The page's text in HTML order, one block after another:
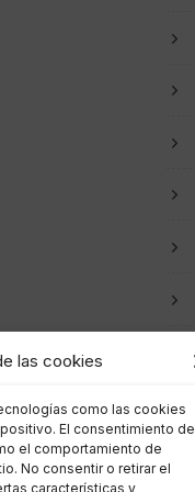
las cookies
como las cookies
El consentimiento de
el comportamiento de
No consentir o retirar el
características y